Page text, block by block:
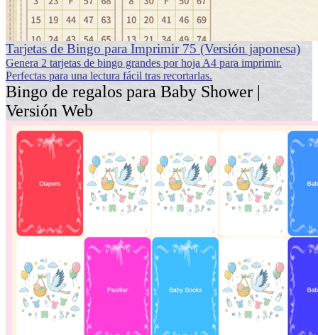
Tarjetas de Bingo para Imprimir 75 (Versión japonesa)
Genera 2 tarjetas de bingo grandes por hoja A4 para imprimir.
Perfectas para una lectura fácil tras recortarlas.
Bingo de regalos para Baby Shower |
Versión Web